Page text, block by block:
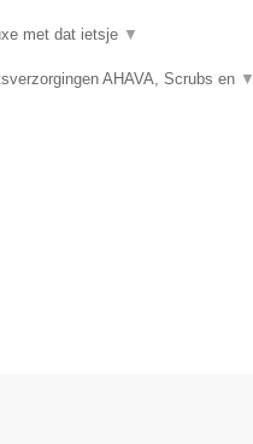
met dat ietsje ▼
AHAVA, Scrubs en ▼